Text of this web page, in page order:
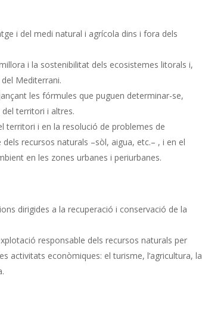
i del medi natural i agrícola dins i fora dels
i la sostenibilitat dels ecosistemes litorals i,
Mediterrani.
les fórmules que puguen determinar-se,
del territori i altres.
territori i en la resolució de problemes de
recursos naturals –sòl, aigua, etc.– , i en el
en les zones urbanes i periurbanes.
dirigides a la recuperació i conservació de la
responsable dels recursos naturals per
activitats econòmiques: el turisme, l’agricultura, la